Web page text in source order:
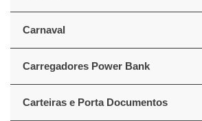
Carnaval
Carregadores Power Bank
Carteiras e Porta Documentos